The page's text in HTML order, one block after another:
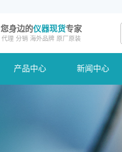
您身边的仪器现货专家
代理 分销 海外品牌 原厂原装
产品中心 新闻中心